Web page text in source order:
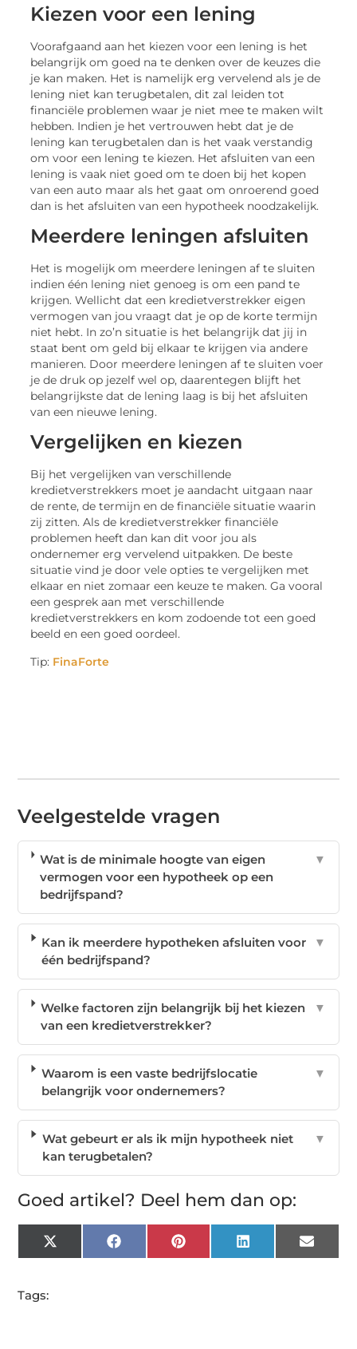
Kiezen voor een lening
Voorafgaand aan het kiezen voor een lening is het
belangrijk om goed na te denken over de keuzes die
je kan maken. Het is namelijk erg vervelend als je de
lening niet kan terugbetalen, dit zal leiden tot
financiële problemen waar je niet mee te maken wilt
hebben. Indien je het vertrouwen hebt dat je de
lening kan terugbetalen dan is het vaak verstandig
om voor een lening te kiezen. Het afsluiten van een
lening is vaak niet goed om te doen bij het kopen
van een auto maar als het gaat om onroerend goed
dan is het afsluiten van een hypotheek noodzakelijk.
Meerdere leningen afsluiten
Het is mogelijk om meerdere leningen af te sluiten
indien één lening niet genoeg is om een pand te
krijgen. Wellicht dat een kredietverstrekker eigen
vermogen van jou vraagt dat je op de korte termijn
niet hebt. In zo’n situatie is het belangrijk dat jij in
staat bent om geld bij elkaar te krijgen via andere
manieren. Door meerdere leningen af te sluiten voer
je de druk op jezelf wel op, daarentegen blijft het
belangrijkste dat de lening laag is bij het afsluiten
van een nieuwe lening.
Vergelijken en kiezen
Bij het vergelijken van verschillende
kredietverstrekkers moet je aandacht uitgaan naar
de rente, de termijn en de financiële situatie waarin
zij zitten. Als de kredietverstrekker financiële
problemen heeft dan kan dit voor jou als
ondernemer erg vervelend uitpakken. De beste
situatie vind je door vele opties te vergelijken met
elkaar en niet zomaar een keuze te maken. Ga vooral
een gesprek aan met verschillende
kredietverstrekkers en kom zodoende tot een goed
beeld en een goed oordeel.
Tip: FinaForte
Veelgestelde vragen
Wat is de minimale hoogte van eigen
vermogen voor een hypotheek op een
bedrijfspand?
▼
Kan ik meerdere hypotheken afsluiten voor
één bedrijfspand?
▼
Welke factoren zijn belangrijk bij het kiezen
van een kredietverstrekker?
▼
Waarom is een vaste bedrijfslocatie
belangrijk voor ondernemers?
▼
Wat gebeurt er als ik mijn hypotheek niet
kan terugbetalen?
▼
Goed artikel? Deel hem dan op:
X
(Twitter)
FacebookPinterest LinkedIn Email
Tags: